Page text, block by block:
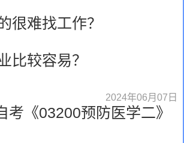
很难找工作？
比较容易？
2024年06月07日
考《03200预防医学二》